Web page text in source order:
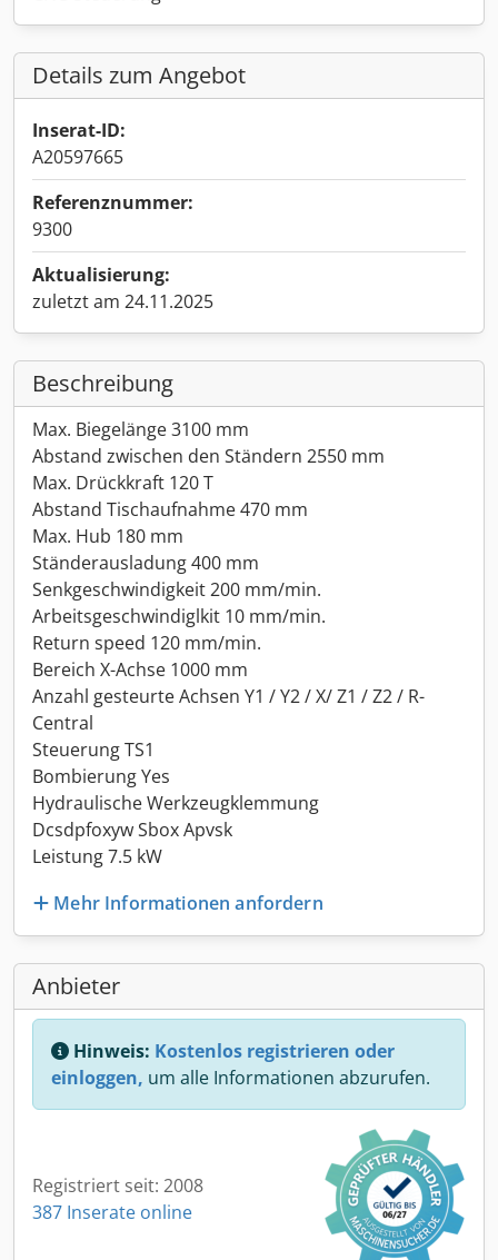
Details zum Angebot
Inserat-ID:
A20597665
Referenznummer:
9300
Aktualisierung:
zuletzt am 24.11.2025
Beschreibung
Max. Biegelänge 3100 mm
Abstand zwischen den Ständern 2550 mm
Max. Drückkraft 120 T
Abstand Tischaufnahme 470 mm
Max. Hub 180 mm
Ständerausladung 400 mm
Senkgeschwindigkeit 200 mm/min.
Arbeitsgeschwindiglkit 10 mm/min.
Return speed 120 mm/min.
Bereich X-Achse 1000 mm
Anzahl gesteurte Achsen Y1 / Y2 / X/ Z1 / Z2 / R-
Central
Steuerung TS1
Bombierung Yes
Hydraulische Werkzeugklemmung
Dcsdpfoxyw Sbox Apvsk
Leistung 7.5 kW
Mehr Informationen anfordern
Anbieter
Hinweis: Kostenlos registrieren oder
einloggen, um alle Informationen abzurufen.
Registriert seit: 2008
387 Inserate online